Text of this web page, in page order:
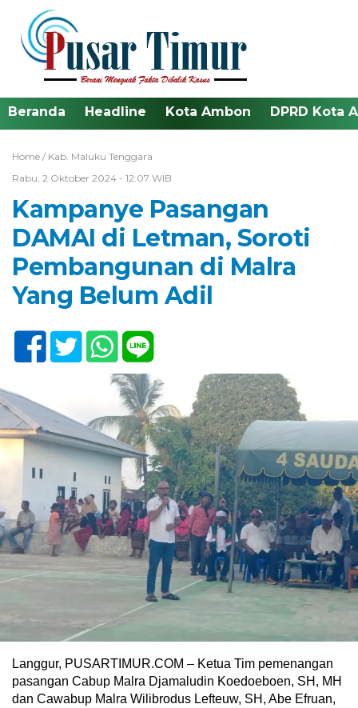
Beranda Headline Kota Ambon DPRD Kota
Home / Kab. Maluku Tenggara
Rabu, 2 Oktober 2024 - 12:07 WIB
Kampanye Pasangan
DAMAI di Letman, Soroti
Pembangunan di Malra
Yang Belum Adil
Langgur, PUSARTIMUR.COM – Ketua Tim pemenangan
pasangan Cabup Malra Djamaludin Koedoeboen, SH, MH
dan Cawabup Malra Wilibrodus Lefteuw, SH, Abe Efruan,